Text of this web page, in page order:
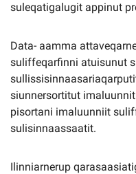
suleqatigalugit appinut
Data- aamma
suliffeqarfinni atuisunut
siunnersortitut
pisortani imaluunniit
sulisinnaassaatit.
Ilinniarnerup